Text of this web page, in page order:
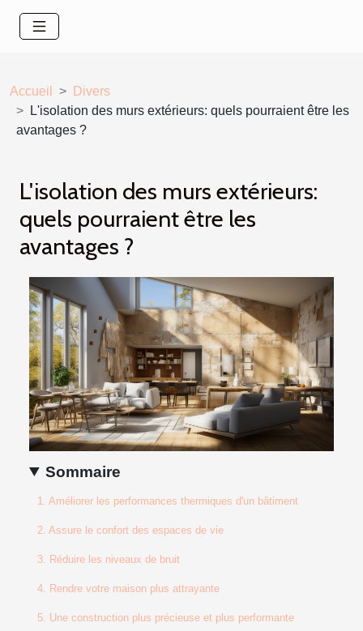
Accueil
Divers
L'isolation des murs extérieurs: quels pourraient être les
avantages ?
L'isolation des murs extérieurs:
quels pourraient être les
avantages ?
Sommaire
1. Améliorer les performances thermiques d'un bâtiment
2. Assure le confort des espaces de vie
3. Réduire les niveaux de bruit
4. Rendre votre maison plus attrayante
5. Une construction plus précieuse et plus performante